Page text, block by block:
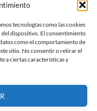
tecnologías como las cookies
dispositivo. El consentimiento
como el comportamiento de
sitio. No consentir o retirar el
a ciertas características y